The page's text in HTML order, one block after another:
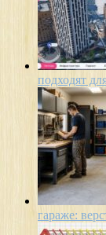
подходят
гараже: